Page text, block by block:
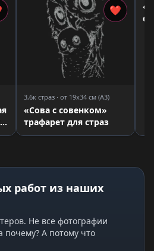
❤
3,6к страз · от 19x34 см (A3)
«Сова с совенком»
трафарет для страз
работ из наших
Не все фотографии
почему? А потому что